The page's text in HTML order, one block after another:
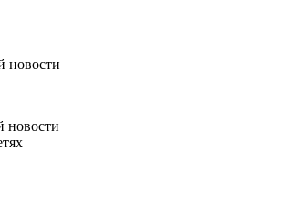
новости
новости